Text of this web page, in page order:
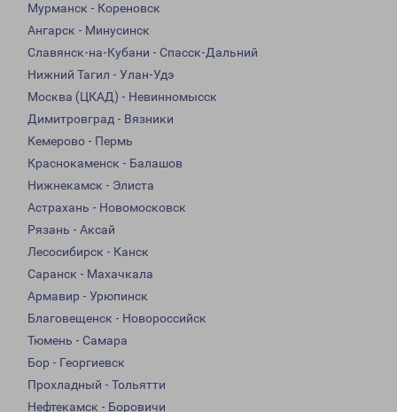
Мурманск - Кореновск
Ангарск - Минусинск
Славянск-на-Кубани - Спасск-Дальний
Нижний Тагил - Улан-Удэ
Москва (ЦКАД) - Невинномысск
Димитровград - Вязники
Кемерово - Пермь
Краснокаменск - Балашов
Нижнекамск - Элиста
Астрахань - Новомосковск
Рязань - Аксай
Лесосибирск - Канск
Саранск - Махачкала
Армавир - Урюпинск
Благовещенск - Новороссийск
Тюмень - Самара
Бор - Георгиевск
Прохладный - Тольятти
Нефтекамск - Боровичи